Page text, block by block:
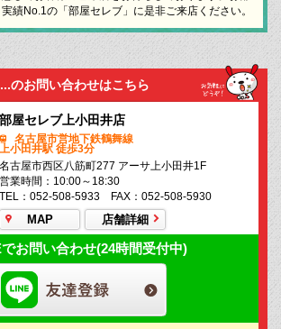
績No.1の「部屋セレブ」に是非ご来店ください。
のお問い合わせはこちら
部屋セレブ上小田井店
名古屋市営地下鉄鶴舞線
上小田井駅 徒歩3分
名古屋市西区八筋町277 アーサ上小田井1F
営業時間：10:00～18:30
TEL：052-508-5933 FAX：052-508-5930
MAP 店舗詳細
お問い合わせ(24時間受付中)